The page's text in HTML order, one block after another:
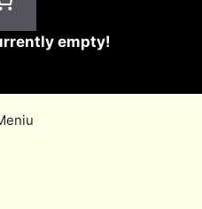
empty!